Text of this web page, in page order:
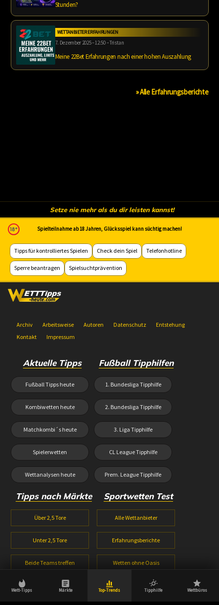
Wett-Tipps Märkte Top-Trends Tipphilfe Wettbüros
Stunden?
WETTANBIETER ERFAHRUNGEN
7. Dezember 2025 – 12:50 – Tristan
Meine 22Bet Erfahrungen nach einer hohen Auszahlung
» Alle Erfahrungsberichte
Setze nie mehr als du dir leisten kannst!
Spielteilnahme ab 18 Jahren, Glücksspiel kann süchtig machen!
Tipps für kontrolliertes Spielen Check dein Spiel Telefonhotline
Sperre beantragen Spielsuchtprävention
Archiv Arbeitsweise Autoren Datenschutz
Entstehung
Kontakt
Impressum
Aktuelle Tipps
Fußball Tipps heute
Kombiwetten heute
Matchkombi´s heute
Spielerwetten
Wettanalysen heute
Fußball Tipphilfen
1. Bundesliga Tipphilfe
2. Bundesliga Tipphilfe
3. Liga Tipphilfe
CL League Tipphilfe
Prem. League Tipphilfe
Tipps nach Märkte
Über 2,5 Tore
Unter 2,5 Tore
Beide Teams treffen
1X2 Wetten
Sportwetten Test
Alle Wettanbieter
Erfahrungsberichte
Wetten ohne Oasis
Wetten ohne Lugas